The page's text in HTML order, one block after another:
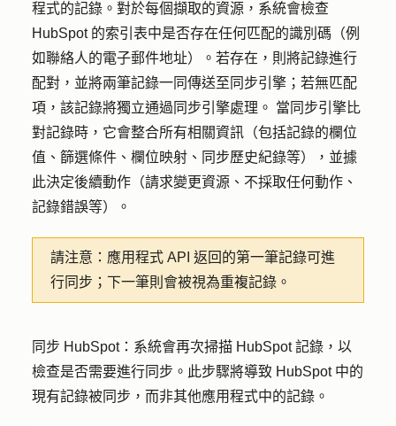
程式的記錄 。 對於每個擷取的資源，系統會檢查
HubSpot 的索引表中是否存在任何匹配的識別碼（例
如聯絡人的電子郵件地址）。若存在，則將記錄進行
配對，並將兩筆記錄一同傳送至同步引擎；若無匹配
項，該記錄將獨立通過同步引擎處理。 當同步引擎比
對記錄時，它會整合所有相關資訊（包括記錄的欄位
值、篩選條件、欄位映射、同步歷史紀錄等），並據
此決定後續動作（請求變更資源、不採取任何動作、
記錄錯誤等）。
請注意： 應用程式 API 返回的第一筆記錄可進
行同步；下一筆則會被視為重複記錄。
同步 HubSpot： 系統會再次掃描 HubSpot 記錄，以
檢查是否需要進行同步。此步驟將導致 HubSpot 中的
現有記錄被同步，而非其他應用程式中的記錄。